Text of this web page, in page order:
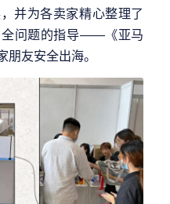
并为各卖家精心整理了
全问题的指导——《亚马
友安全出海。